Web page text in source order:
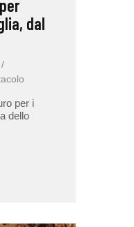
dal
per i
dello